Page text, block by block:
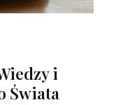
i
Świata